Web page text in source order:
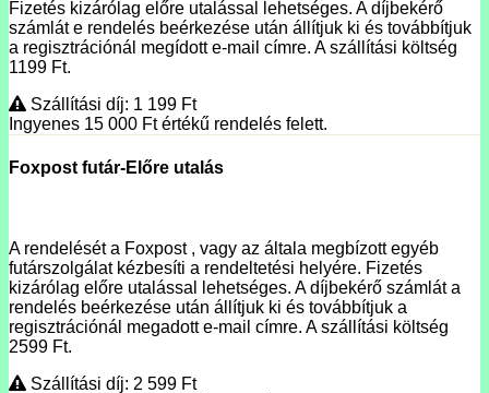
Fizetés kizárólag előre utalással lehetséges. A díjbekérő
számlát e rendelés beérkezése után állítjuk ki és továbbítjuk
a regisztrációnál megídott e-mail címre. A szállítási költség
1199 Ft.
Szállítási díj: 1 199 Ft
Ingyenes 15 000 Ftértékű rendelés felett.
Foxpost futár-Előre utalás
A rendelését a Foxpost , vagy az általa megbízott egyéb
futárszolgálat kézbesíti a rendeltetési helyére. Fizetés
kizárólag előre utalással lehetséges. A díjbekérő számlát a
rendelés beérkezése után állítjuk ki és továbbítjuk a
regisztrációnál megadott e-mail címre. A szállítási költség
2599 Ft.
Szállítási díj: 2 599 Ft